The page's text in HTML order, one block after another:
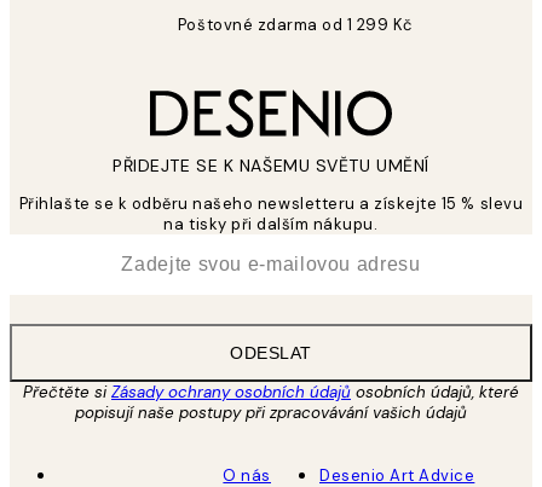
Poštovné zdarma od 1 299 Kč
PŘIDEJTE SE K NAŠEMU SVĚTU UMĚNÍ
Přihlašte se k odběru našeho newsletteru a získejte 15 % slevu
na tisky při dalším nákupu.
ODESLAT
Přečtěte siZásady ochrany osobních údajů osobních údajů, které
popisují naše postupy při zpracovávání vašich údajů
O nás
Desenio Art Advice